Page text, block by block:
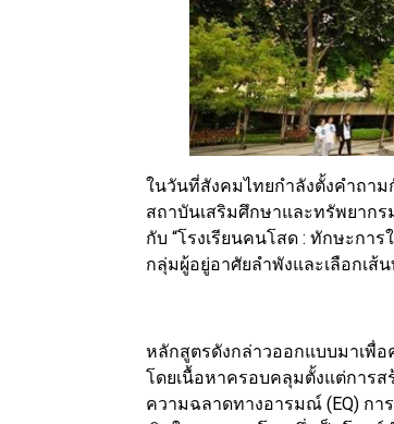
ในวันที่สังคมไทยกำลังตั้งคำถาม
สถาบันเสริมศึกษาและทรัพยาก
กับ “โรงเรียนคนโสด : ทักษะกา
กลุ่มผู้อยู่อาศัยลำพังและเลือกเส้
หลักสูตรดังกล่าวออกแบบมาเพื่
โดยเนื้อหาครอบคลุมตั้งแต่การ
ความฉลาดทางอารมณ์ (EQ) ก